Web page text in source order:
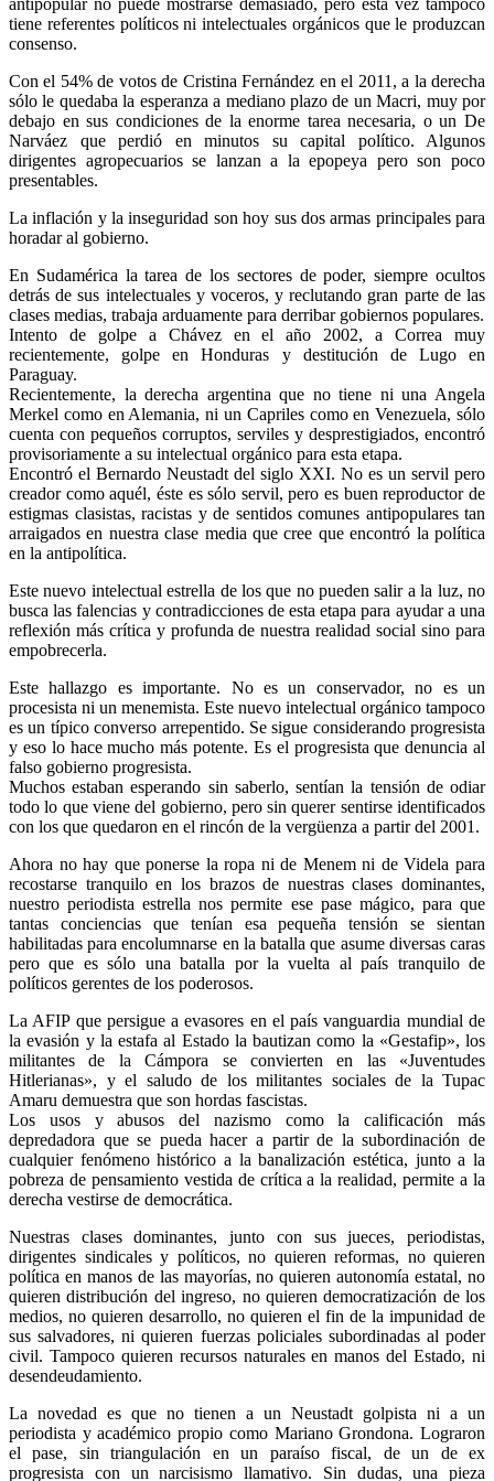
tiene referentes políticos ni intelectuales orgánicos que le produzcan
consenso.
Con el 54% de votos de Cristina Fernández en el 2011, a la derecha
sólo le quedaba la esperanza a mediano plazo de un Macri, muy por
debajo en sus condiciones de la enorme tarea necesaria, o un De
Narváez que perdió en minutos su capital político. Algunos
dirigentes agropecuarios se lanzan a la epopeya pero son poco
presentables.
La inflación y la inseguridad son hoy sus dos armas principales para
horadar al gobierno.
En Sudamérica la tarea de los sectores de poder, siempre ocultos
detrás de sus intelectuales y voceros, y reclutando gran parte de las
clases medias, trabaja arduamente para derribar gobiernos populares.
Intento de golpe a Chávez en el año 2002, a Correa muy
recientemente, golpe en Honduras y destitución de Lugo en
Paraguay.
Recientemente, la derecha argentina que no tiene ni una Angela
Merkel como en Alemania, ni un Capriles como en Venezuela, sólo
cuenta con pequeños corruptos, serviles y desprestigiados, encontró
provisoriamente a su intelectual orgánico para esta etapa.
Encontró el Bernardo Neustadt del siglo XXI. No es un servil pero
creador como aquél, éste es sólo servil, pero es buen reproductor de
estigmas clasistas, racistas y de sentidos comunes antipopulares tan
arraigados en nuestra clase media que cree que encontró la política
en la antipolítica.
Este nuevo intelectual estrella de los que no pueden salir a la luz, no
busca las falencias y contradicciones de esta etapa para ayudar a una
reflexión más crítica y profunda de nuestra realidad social sino para
empobrecerla.
Este hallazgo es importante. No es un conservador, no es un
procesista ni un menemista. Este nuevo intelectual orgánico tampoco
es un típico converso arrepentido. Se sigue considerando progresista
y eso lo hace mucho más potente. Es el progresista que denuncia al
falso gobierno progresista.
Muchos estaban esperando sin saberlo, sentían la tensión de odiar
todo lo que viene del gobierno, pero sin querer sentirse identificados
con los que quedaron en el rincón de la vergüenza a partir del 2001.
Ahora no hay que ponerse la ropa ni de Menem ni de Videla para
recostarse tranquilo en los brazos de nuestras clases dominantes,
nuestro periodista estrella nos permite ese pase mágico, para que
tantas conciencias que tenían esa pequeña tensión se sientan
habilitadas para encolumnarse en la batalla que asume diversas caras
pero que es sólo una batalla por la vuelta al país tranquilo de
políticos gerentes de los poderosos.
La AFIP que persigue a evasores en el país vanguardia mundial de
la evasión y la estafa al Estado la bautizan como la «Gestafip», los
militantes de la Cámpora se convierten en las «Juventudes
Hitlerianas», y el saludo de los militantes sociales de la Tupac
Amaru demuestra que son hordas fascistas.
Los usos y abusos del nazismo como la calificación más
depredadora que se pueda hacer a partir de la subordinación de
cualquier fenómeno histórico a la banalización estética, junto a la
pobreza de pensamiento vestida de crítica a la realidad, permite a la
derecha vestirse de democrática.
Nuestras clases dominantes, junto con sus jueces, periodistas,
dirigentes sindicales y políticos, no quieren reformas, no quieren
política en manos de las mayorías, no quieren autonomía estatal, no
quieren distribución del ingreso, no quieren democratización de los
medios, no quieren desarrollo, no quieren el fin de la impunidad de
sus salvadores, ni quieren fuerzas policiales subordinadas al poder
civil. Tampoco quieren recursos naturales en manos del Estado, ni
desendeudamiento.
La novedad es que no tienen a un Neustadt golpista ni a un
periodista y académico propio como Mariano Grondona. Lograron
el pase, sin triangulación en un paraíso fiscal, de un de ex
progresista con un narcisismo llamativo. Sin dudas, una pieza